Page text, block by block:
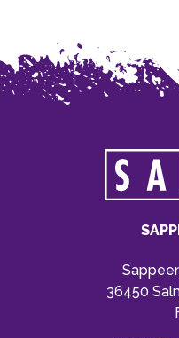
36450